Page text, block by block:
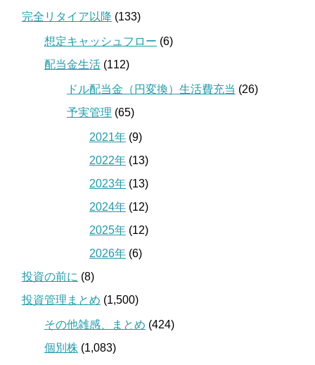
完全リタイア以降 (133)
想定キャッシュフロー (6)
配当金生活 (112)
ドル配当金（円変換）生活費充当 (26)
予実管理 (65)
2021年 (9)
2022年 (13)
2023年 (13)
2024年 (12)
2025年 (12)
2026年 (6)
投資の前に (8)
投資管理まとめ (1,500)
その他雑感、まとめ (424)
個別株 (1,083)